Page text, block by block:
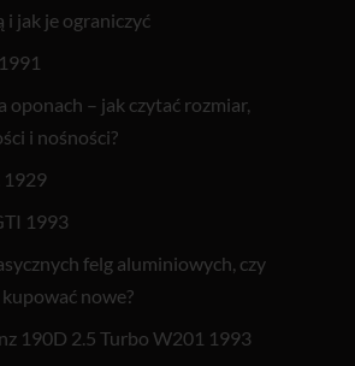
i jak je ograniczyć
oponach – jak czytać rozmiar,
i nośności?
1929
1993
felg aluminiowych, czy
nowe?
190D 2.5 Turbo W201 1993